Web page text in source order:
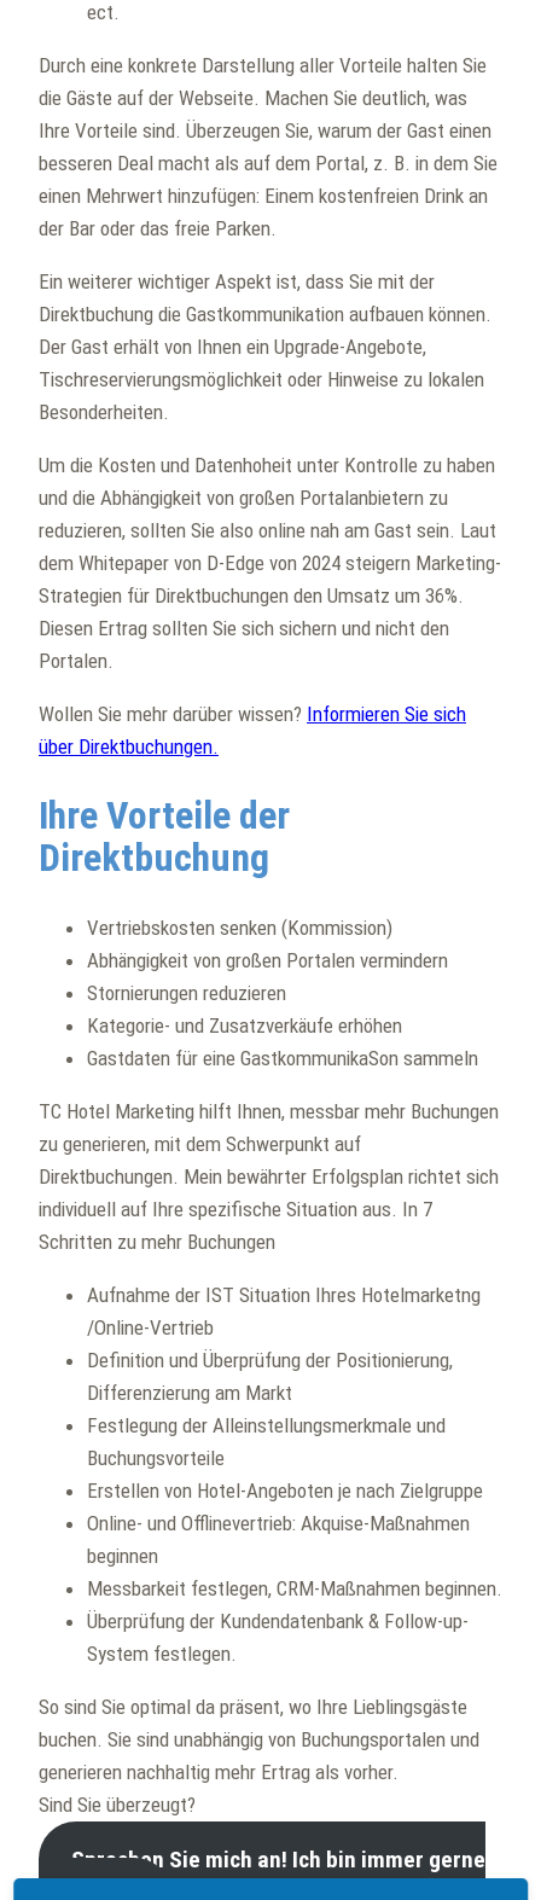
ect.
Durch eine konkrete Darstellung aller Vorteile halten Sie
die Gäste auf der Webseite. Machen Sie deutlich, was
Ihre Vorteile sind. Überzeugen Sie, warum der Gast einen
besseren Deal macht als auf dem Portal, z. B. in dem Sie
einen Mehrwert hinzufügen: Einem kostenfreien Drink an
der Bar oder das freie Parken.
Ein weiterer wichtiger Aspekt ist, dass Sie mit der
Direktbuchung die Gastkommunikation aufbauen können.
Der Gast erhält von Ihnen ein Upgrade-Angebote,
Tischreservierungsmöglichkeit oder Hinweise zu lokalen
Besonderheiten.
Um die Kosten und Datenhoheit unter Kontrolle zu haben
und die Abhängigkeit von großen Portalanbietern zu
reduzieren, sollten Sie also online nah am Gast sein. Laut
dem Whitepaper von D-Edge von 2024 steigern Marketing-
Strategien für Direktbuchungen den Umsatz um 36%.
Diesen Ertrag sollten Sie sich sichern und nicht den
Portalen.
Wollen Sie mehr darüber wissen? Informieren Sie sich
über Direktbuchungen.
Ihre Vorteile der
Direktbuchung
Vertriebskosten senken (Kommission)
Abhängigkeit von großen Portalen vermindern
Stornierungen reduzieren
Kategorie- und Zusatzverkäufe erhöhen
Gastdaten für eine GastkommunikaSon sammeln
TC Hotel Marketing hilft Ihnen, messbar mehr Buchungen
zu generieren, mit dem Schwerpunkt auf
Direktbuchungen. Mein bewährter Erfolgsplan richtet sich
individuell auf Ihre spezifische Situation aus. In 7
Schritten zu mehr Buchungen
Aufnahme der IST Situation Ihres Hotelmarketng
/Online-Vertrieb
Definition und Überprüfung der Positionierung,
Differenzierung am Markt
Festlegung der Alleinstellungsmerkmale und
Buchungsvorteile
Erstellen von Hotel-Angeboten je nach Zielgruppe
Online- und Offlinevertrieb: Akquise-Maßnahmen
beginnen
Messbarkeit festlegen, CRM-Maßnahmen beginnen.
Überprüfung der Kundendatenbank & Follow-up-
System festlegen.
So sind Sie optimal da präsent, wo Ihre Lieblingsgäste
buchen. Sie sind unabhängig von Buchungsportalen und
generieren nachhaltig mehr Ertrag als vorher.
Sind Sie überzeugt?
Sprechen Sie mich an! Ich bin immer gerne